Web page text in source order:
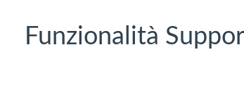
Funzionalità